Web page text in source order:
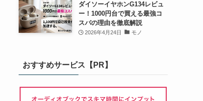
ダイソーイヤホンG134レビュ
ー！1000円台で買える最強コ
スパの理由を徹底解説
2026年4月24日 モノ
おすすめサービス【PR】